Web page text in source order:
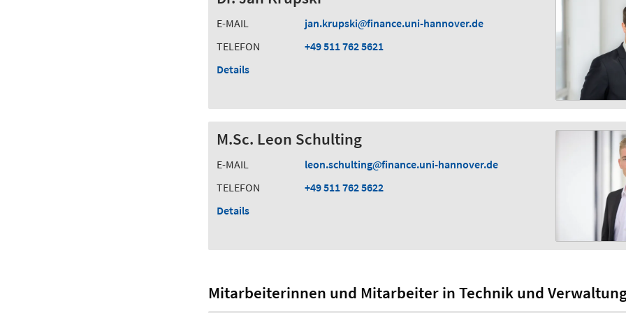
E-MAIL jan.krupski
finance.uni-hannover.de
TELEFON
+49 511 762 5621
Details
M.Sc. Leon Schulting
E-MAIL leon.schulting
finance.uni-hannover.de
TELEFON
+49 511 762 5622
Details
Mitarbeiterinnen und Mitarbeiter in Technik und